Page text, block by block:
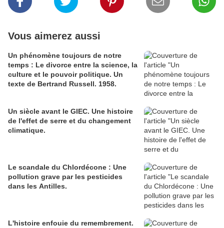
Vous aimerez aussi
Un phénomène toujours de notre
temps : Le divorce entre la science, la
culture et le pouvoir politique. Un
texte de Bertrand Russell. 1958.
Un siècle avant le GIEC. Une histoire
de l'effet de serre et du changement
climatique.
Le scandale du Chlordécone : Une
pollution grave par les pesticides
dans les Antilles.
L'histoire enfouie du remembrement.